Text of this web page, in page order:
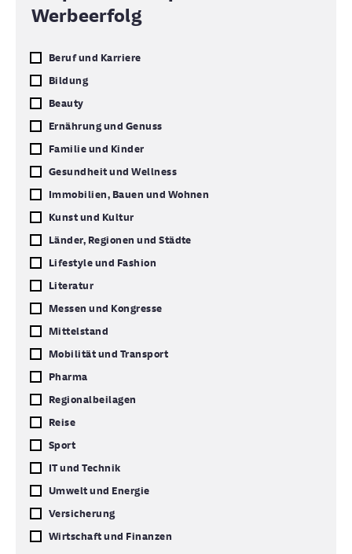
Werbeerfolg
Beruf und Karriere
Bildung
Beauty
Ernährung und Genuss
Familie und Kinder
Gesundheit und Wellness
Immobilien, Bauen und Wohnen
Kunst und Kultur
Länder, Regionen und Städte
Lifestyle und Fashion
Literatur
Messen und Kongresse
Mittelstand
Mobilität und Transport
Pharma
Regionalbeilagen
Reise
Sport
IT und Technik
Umwelt und Energie
Versicherung
Wirtschaft und Finanzen